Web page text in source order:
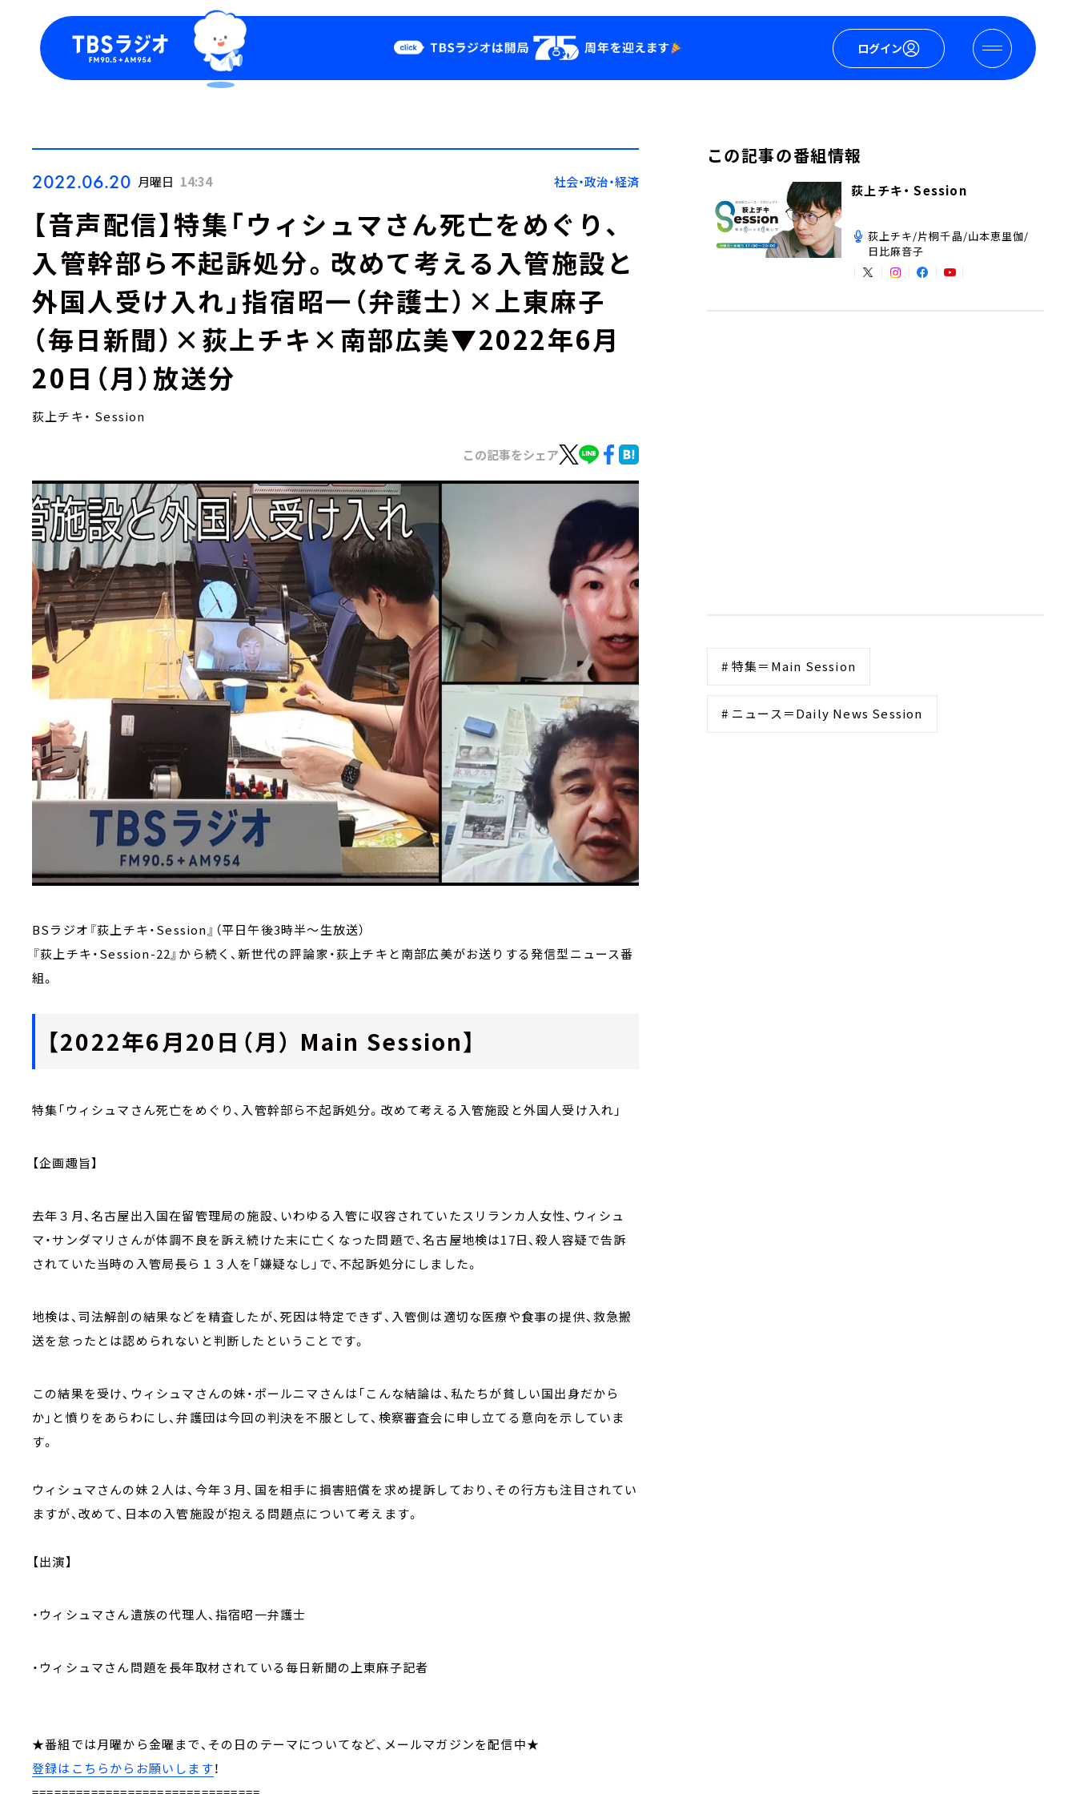
ログイン
Podcast
YouTube
会社情報
2022.06.20 月曜日 14:34 社会・政治・経済
【音声配信】特集「ウィシュマさん死亡をめぐり、
入管幹部ら不起訴処分。改めて考える入管施設と
外国人受け入れ」指宿昭一（弁護士）×上東麻子
（毎日新聞）×荻上チキ×南部広美▼2022年6月
20日（月）放送分
荻上チキ・ Session
この記事をシェア
BSラジオ『荻上チキ・Session』（平日午後3時半～生放送）
『荻上チキ・Session-22』から続く、新世代の評論家・荻上チキと南部広美がお送りする発信型ニュース番
組。
【2022年6月20日（月） Main Session】
特集「ウィシュマさん死亡をめぐり、入管幹部ら不起訴処分。改めて考える入管施設と外国人受け入れ」
【企画趣旨】
去年３月、名古屋出入国在留管理局の施設、いわゆる入管に収容されていたスリランカ人女性、ウィシュ
マ・サンダマリさんが体調不良を訴え続けた末に亡くなった問題で、名古屋地検は17日、殺人容疑で告訴
されていた当時の入管局長ら１３人を「嫌疑なし」で、不起訴処分にしました。
地検は、司法解剖の結果などを精査したが、死因は特定できず、入管側は適切な医療や食事の提供、救急搬
送を怠ったとは認められないと判断したということです。
この結果を受け、ウィシュマさんの妹・ポールニマさんは「こんな結論は、私たちが貧しい国出身だから
か」と憤りをあらわにし、弁護団は今回の判決を不服として、検察審査会に申し立てる意向を示していま
す。
ウィシュマさんの妹２人は、今年３月、国を相手に損害賠償を求め提訴しており、その行方も注目されてい
ますが、改めて、日本の入管施設が抱える問題点について考えます。
【出演】
・ウィシュマさん遺族の代理人、指宿昭一弁護士
・ウィシュマさん問題を長年取材されている毎日新聞の上東麻子記者
★番組では月曜から金曜まで、その日のテーマについてなど、メールマガジンを配信中★
登録はこちらからお願いします！
この記事の番組情報
荻上チキ・ Session
荻上チキ/片桐千晶/山本恵里伽/
日比麻音子
# 特集＝Main Session
# ニュース＝Daily News Session